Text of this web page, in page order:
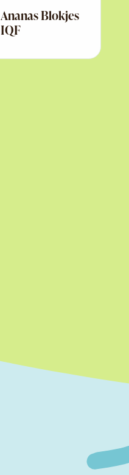
Ananas Blokjes
IQF